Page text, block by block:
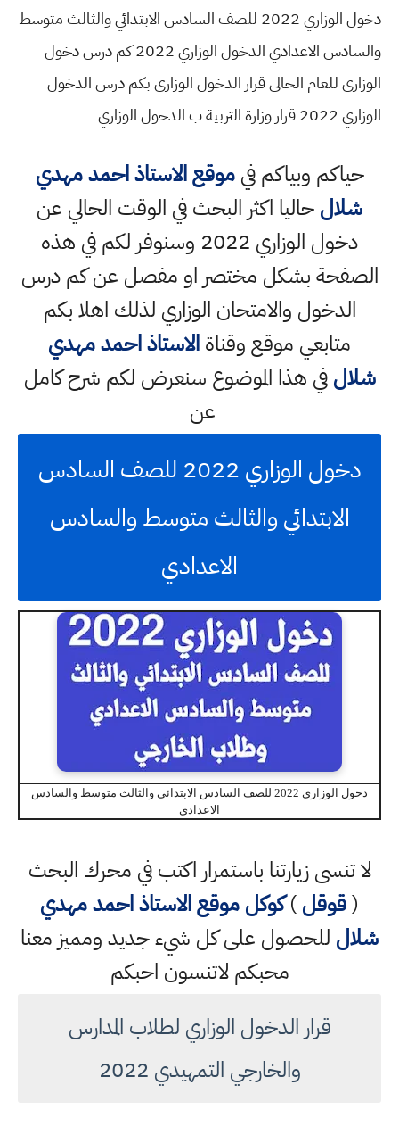
دخول الوزاري 2022 للصف السادس الابتدائي والثالث متوسط
والسادس الاعدادي الدخول الوزاري 2022 كم درس دخول
الوزاري للعام الحالي قرار الدخول الوزاري بكم درس الدخول
الوزاري 2022 قرار وزارة التربية ب الدخول الوزاري
حياكم وبياكم فيموقع الاستاذ احمد مهدي
شلالحاليا اكثر البحث في الوقت الحالي عن
دخول الوزاري 2022 وسنوفر لكم في هذه
الصفحة بشكل مختصر او مفصل عن كم درس
الدخول والامتحان الوزاري لذلك اهلا بكم
متابعي موقع وقناةالاستاذ احمد مهدي
شلالفي هذا الموضوع سنعرض لكم شرح كامل
عن
دخول الوزاري 2022 للصف السادس
الابتدائي والثالث متوسط والسادس
الاعدادي
دخول الوزاري 2022 للصف السادس الابتدائي والثالث متوسط والسادس
الاعدادي
لا تنسى زيارتنا باستمرار اكتب في محرك البحث
(قوقل)كوكلموقع الاستاذ احمد مهدي
شلال للحصول على كل شيء جديد ومميز معنا
محبكم لاتنسون احبكم
قرار الدخول الوزاري لطلاب المدارس
والخارجي التمهيدي 2022